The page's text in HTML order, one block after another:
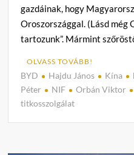
gazdáinak, hogy
Oroszországgal. (Lásd még
tartozunk”. Mármint
OLVASS TOVÁBB!
BYD Hajdu János Kína
Péter
NIF Orbán Viktor
titkosszolgálat